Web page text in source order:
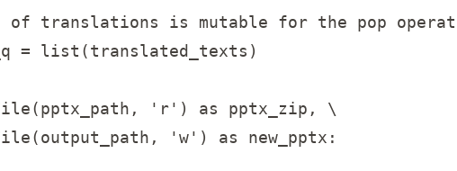
of translations is mutable for the pop
= list(translated_texts)
'r') as pptx_zip, \
'w') as new_pptx: